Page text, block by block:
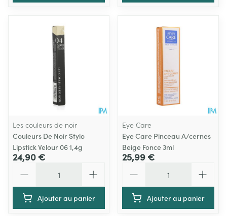
Les couleurs de noir
Couleurs De Noir Stylo
Lipstick Velour 06 1,4g
24,90 €
Ajouter au panier
Eye Care
Eye Care Pinceau A/cernes
Beige Fonce 3ml
25,99 €
Ajouter au panier